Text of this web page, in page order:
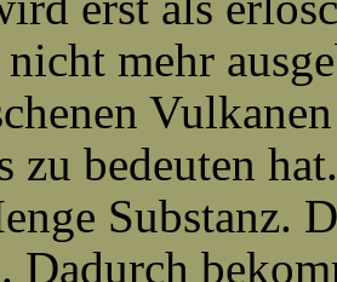
nicht mehr
zu bedeuten
Substanz.
Dadurch